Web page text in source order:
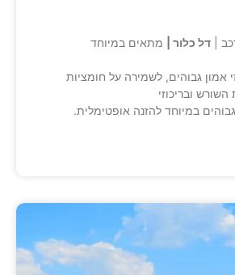
| דל כלור |
מתאים במיוחד
אמון גבוהים, לשמירה על חומציות
ובריכוזי
במיוחד להזנה אופטימלית.